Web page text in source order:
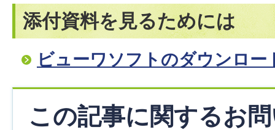
添付資料を見るためには
ビューワソフトのダウンロー
この記事に関するお